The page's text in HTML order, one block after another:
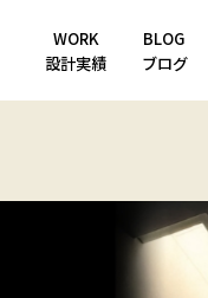
WORK
設計実績
BLOG
ブログ